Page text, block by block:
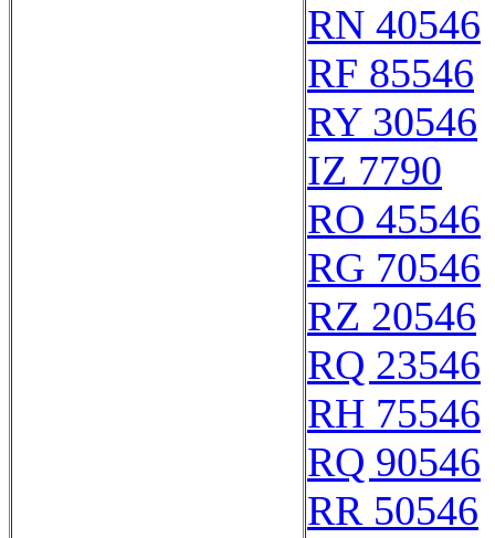
RN 40546
RF 85546
RY 30546
IZ 7790
RO 45546
RG 70546
RZ 20546
RQ 23546
RH 75546
RQ 90546
RR 50546